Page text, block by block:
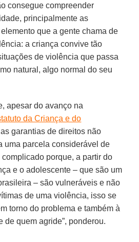
consegue compreender
principalmente as
que a gente chama de
a criança convive tão
de violência que passa
natural, algo normal do seu
apesar do avanço na
da Criança e do
garantias de direitos não
uma parcela considerável de
complicado porque, a partir do
e o adolescente – que são um
– são vulneráveis e não
de uma violência, isso se
torno do problema e também à
de quem agride”, ponderou.